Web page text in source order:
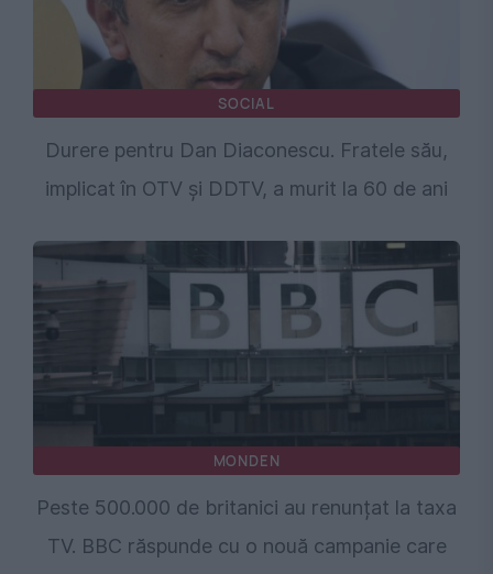
SOCIAL
Durere pentru Dan Diaconescu. Fratele său,
implicat în OTV și DDTV, a murit la 60 de ani
MONDEN
Peste 500.000 de britanici au renunțat la taxa
TV. BBC răspunde cu o nouă campanie care